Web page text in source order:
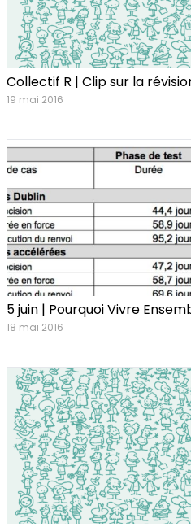
Collectif R | Clip sur la
19 mai 2016
5 juin | Pourquoi Vivre
18 mai 2016